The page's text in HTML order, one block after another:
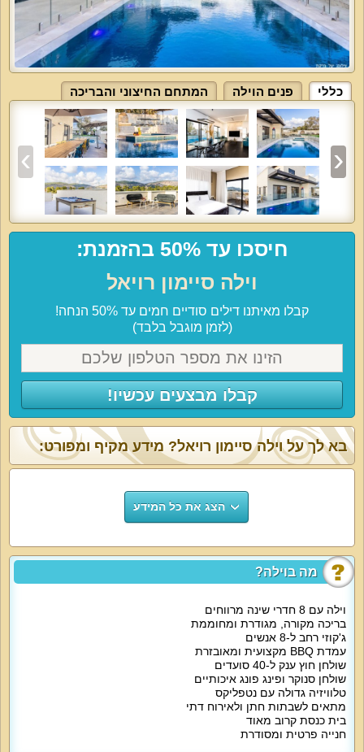
כללי פנים הוילה המתחם החיצוני והבריכה
חיסכו עד 50% בהזמנת:
וילה סיימון רויאל
קבלו מאיתנו דילים סודיים חמים עד 50% הנחה!
(לזמן מוגבל בלבד)
קבלו מבצעים עכשיו!
מה בוילה?
וילה עם 8 חדרי שינה מרווחים
בריכה מקורה, מגודרת ומחוממת
ג'קוזי רחב ל-8 אנשים
עמדת BBQ מקצועית ומאובזרת
שולחן חוץ ענק ל-40 סועדים
שולחן סנוקר ופינג פונג איכותיים
טלוויזיה גדולה עם נטפליקס
מתאים לשבתות חתן ולאירוח דתי
בית כנסת קרוב מאוד
חנייה פרטית ומסודרת
בא לך על וילה סיימון רויאל? מידע מקיף ומפורט:
הצג את כל המידע